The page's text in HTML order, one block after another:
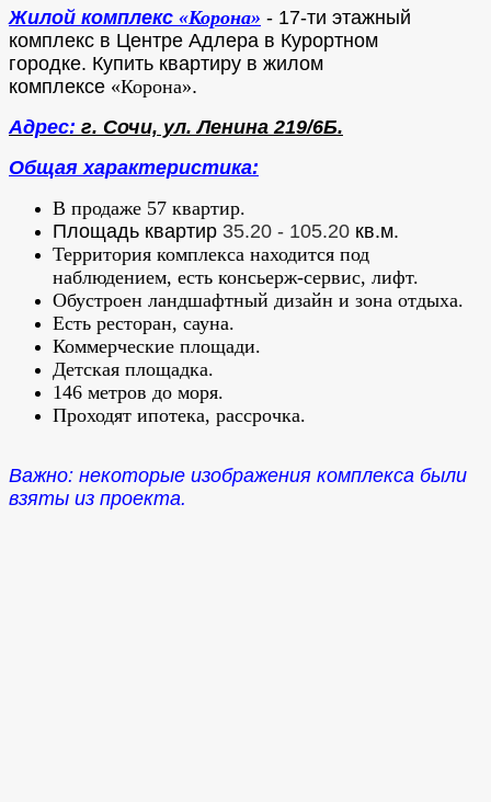
Жилой комплекс «Корона» - 17-ти этажный
комплекс в Центре Адлера в Курортном
городке. Купить квартиру в жилом
комплексе «Корона».
Адрес: г. Сочи, ул. Ленина 219/6Б.
Общая характеристика:
В продаже 57 квартир.
Площадь квартир 35.20 - 105.20 кв.м.
Территория комплекса находится под
наблюдением, есть консьерж-сервис, лифт.
Обустроен ландшафтный дизайн и зона отдыха.
Есть ресторан, сауна.
Коммерческие площади.
Детская площадка.
146 метров до моря.
Проходят ипотека, рассрочка.
Важно: некоторые изображения комплекса были
взяты из проекта.